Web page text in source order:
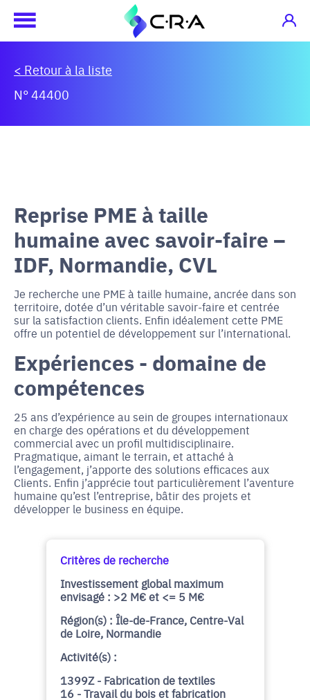
< Retour à la liste
N° 44400
Reprise PME à taille
humaine avec savoir-faire –
IDF, Normandie, CVL
Je recherche une PME à taille humaine, ancrée dans son
territoire, dotée d’un véritable savoir-faire et centrée
sur la satisfaction clients. Enfin idéalement cette PME
offre un potentiel de développement sur l’international.
Expériences - domaine de
compétences
25 ans d’expérience au sein de groupes internationaux
en charge des opérations et du développement
commercial avec un profil multidisciplinaire.
Pragmatique, aimant le terrain, et attaché à
l’engagement, j’apporte des solutions efficaces aux
Clients. Enfin j’apprécie tout particulièrement l’aventure
humaine qu’est l’entreprise, bâtir des projets et
développer le business en équipe.
Critères de recherche
Investissement global maximum
envisagé : >2 M€ et <= 5 M€
Région(s) : Île-de-France, Centre-Val
de Loire, Normandie
Activité(s) :
1399Z - Fabrication de textiles
16 - Travail du bois et fabrication